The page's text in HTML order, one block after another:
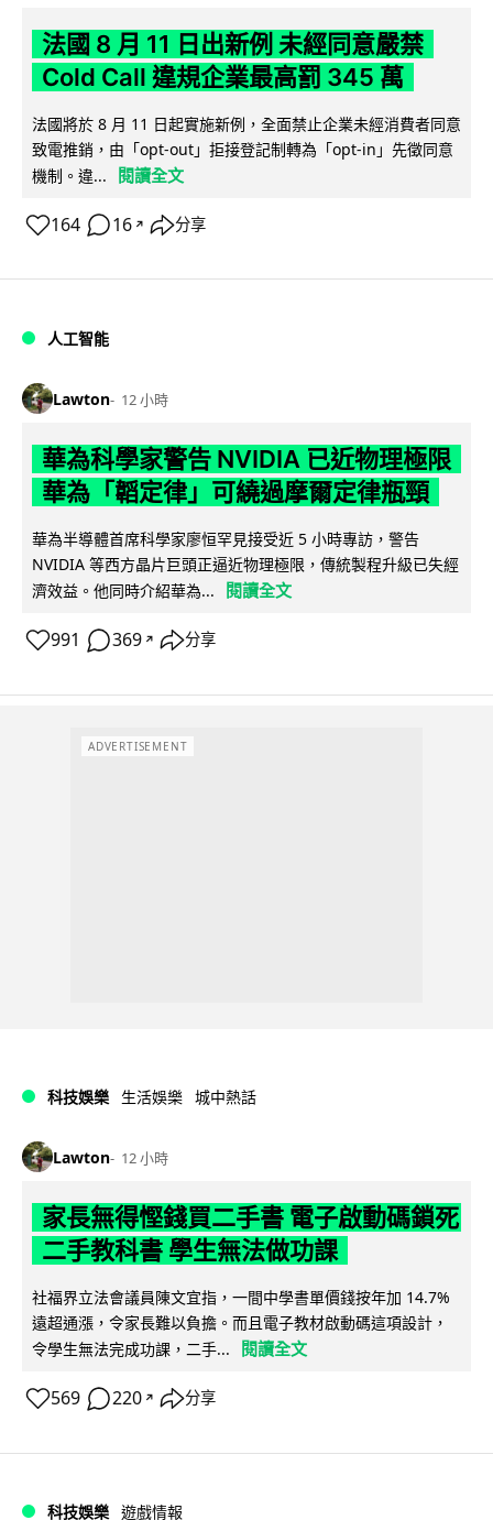
法國 8 月 11 日出新例 未經同意嚴禁
Cold Call 違規企業最高罰 345 萬
法國將於 8 月 11 日起實施新例，全面禁止企業未經消費者同意
致電推銷，由「opt-out」拒接登記制轉為「opt-in」先徵同意
機制。違...
閱讀全文
164 16 ↗ 分享
人工智能
Lawton 12 小時
華為科學家警告 NVIDIA 已近物理極限
華為「韜定律」可繞過摩爾定律瓶頸
華為半導體首席科學家廖恒罕見接受近 5 小時專訪，警告
NVIDIA 等西方晶片巨頭正逼近物理極限，傳統製程升級已失經
濟效益。他同時介紹華為...
閱讀全文
991 369 ↗ 分享
ADVERTISEMENT
科技娛樂 生活娛樂 城中熱話
Lawton 12 小時
家長無得慳錢買二手書 電子啟動碼鎖死
二手教科書 學生無法做功課
社福界立法會議員陳文宜指，一間中學書單價錢按年加 14.7%
遠超通漲，令家長難以負擔。而且電子教材啟動碼這項設計，
令學生無法完成功課，二手...
閱讀全文
569 220 ↗ 分享
科技娛樂 遊戲情報